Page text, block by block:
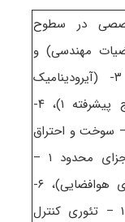
در سطوح
۲- (ریاضیات مهندسی) و
کارشناسی ارشد شامل ۳- (آیرودینامیک
مادون صوت -جریان لزج پیشرفته ۱)، ۴-
– سوخت و احتراق
پیشرفته ۱)، ۵- (روش اجزای محدود ۱ –
تحلیل پیشرفته سازه های هوافضایی)، ۶-
(دینامیک پرواز پیشرفته ۱ – تئوری کنترل